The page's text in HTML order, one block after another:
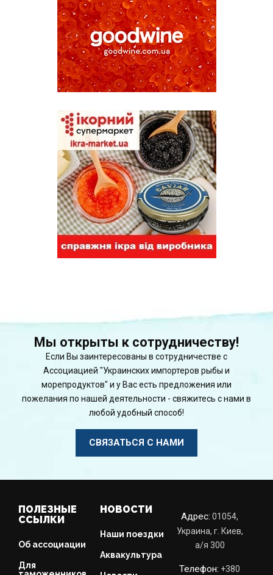
Мы открыты к сотрудничеству!
Если Вы заинтересованы в сотрудничестве с
Ассоциацией "Украинских импортеров рыбы и
морепродуктов" и у Вас есть предложения или
пожелания по нашей деятельности - свяжитесь с нами в
любой удобный способ!
СВЯЗАТЬСЯ С НАМИ
ПОЛЕЗНЫЕ
ССЫЛКИ
Об ассоциации
Для
НОВОСТИ
Наши поездки
Аквакультура
Адрес: 01054,
Украина, г. Киев,
a/я 300
Телефон: +380